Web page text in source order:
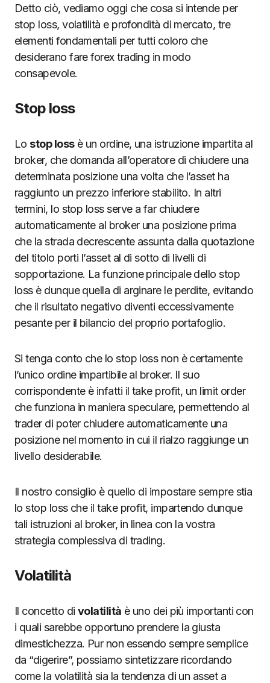
Detto ciò, vediamo oggi che cosa si intende per
stop loss, volatilità e profondità di mercato, tre
elementi fondamentali per tutti coloro che
desiderano fare forex trading in modo
consapevole.
Stop loss
Lo stop lossè un ordine, una istruzione impartita al
broker, che domanda all’operatore di chiudere una
determinata posizione una volta che l’asset ha
raggiunto un prezzo inferiore stabilito. In altri
termini, lo stop loss serve a far chiudere
automaticamente al broker una posizione prima
che la strada decrescente assunta dalla quotazione
del titolo porti l’asset al di sotto di livelli di
sopportazione. La funzione principale dello stop
loss è dunque quella di arginare le perdite, evitando
che il risultato negativo diventi eccessivamente
pesante per il bilancio del proprio portafoglio.
Si tenga conto che lo stop loss non è certamente
l’unico ordine impartibile al broker. Il suo
corrispondente è infatti il take profit, un limit order
che funziona in maniera speculare, permettendo al
trader di poter chiudere automaticamente una
posizione nel momento in cui il rialzo raggiunge un
livello desiderabile.
Il nostro consiglio è quello di impostare sempre stia
lo stop loss che il take profit, impartendo dunque
tali istruzioni al broker, in linea con la vostra
strategia complessiva di trading.
Volatilità
Il concetto di volatilità è uno dei più importanti con
i quali sarebbe opportuno prendere la giusta
dimestichezza. Pur non essendo sempre semplice
da “digerire”, possiamo sintetizzare ricordando
come la volatilità sia la tendenza di un asset a